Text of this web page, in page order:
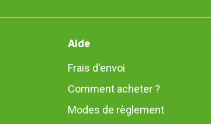
Aide
Frais d'envoi
Comment acheter ?
Modes de règlement